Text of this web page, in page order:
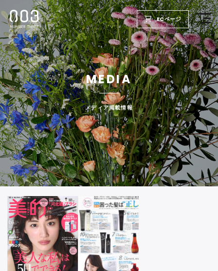
ECページ
MEDIA
メディア掲載情報
TOP
PRODUCTS
WELLBEING REPORT
FOR SALON
COMPANY
RECRUIT
CONTACT